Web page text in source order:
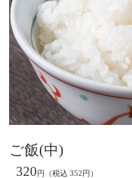
ご飯(中)
320円（税込 352円）